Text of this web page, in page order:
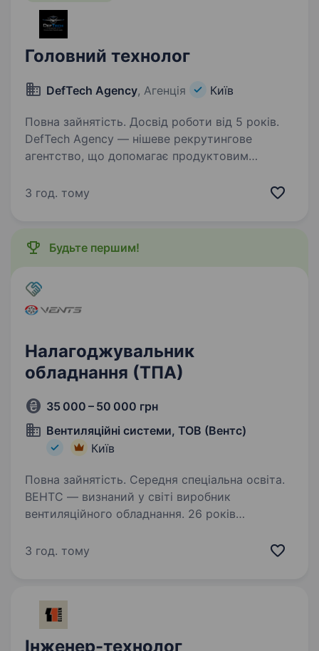
Головний технолог
DefTech Agency, Агенція Київ
Повна зайнятість. Досвід роботи від 5 років.
DefTech Agency — нішеве рекрутингове
агентство, що допомагає продуктовим
технологій формувати сильні інженерні
3 год. тому
Будьте першим!
Налагоджувальник
обладнання (ТПА)
35 000 – 50 000 грн
Вентиляційні системи, ТОВ (Вентс)
Київ
Повна зайнятість. Середня спеціальна освіта.
ВЕНТС — визнаний у світі виробник
вентиляційного обладнання. 26 років
та реалізуємо у всьому світі
3 год. тому
Інженер-технолог